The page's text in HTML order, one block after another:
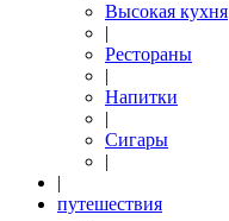
Высокая кухня
|
Рестораны
|
Напитки
|
Сигары
|
|
путешествия